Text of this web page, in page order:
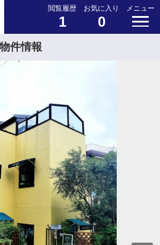
閲覧履歴
1
お気に入り
0
メニュー
件情報